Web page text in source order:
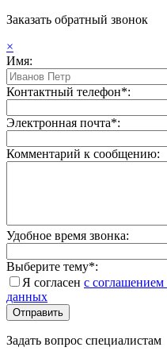
Заказать обратный звонок
×
Имя:
Контактный телефон*:
Электронная почта*:
Комментарий к сообщению:
Удобное время звонка:
Выберите тему*:
Я согласен с
данных
Задать вопрос специалистам